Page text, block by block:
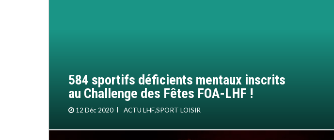
584 sportifs déficients mentaux inscrits
au Challenge des Fêtes FOA-LHF !
12 Déc 2020 ACTU LHF,SPORT LOISIR